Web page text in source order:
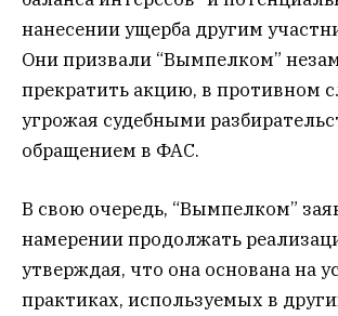
нанесении ущерба другим
Они призвали “Вымпелком”
прекратить акцию, в противном
угрожая судебными
обращением в ФАС.
В свою очередь, “Вымпелком”
намерении продолжать
утверждая, что она основана на
практиках, используемых в